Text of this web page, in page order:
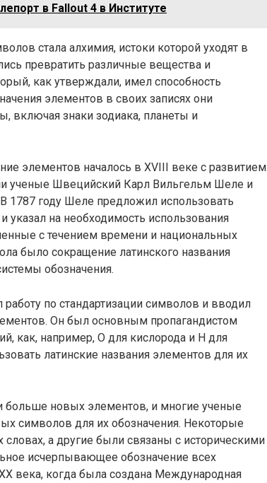
в Fallout 4 в Институте
стала алхимия, истоки которой уходят в
превратить различные вещества и
как утверждали, имел способность
элементов в своих записях они
включая знаки зодиака, планеты и
элементов началось в XVIII веке с развитием
ученые Швецийский Карл Вильгельм Шеле и
1787 году Шеле предложил использовать
на необходимость использования
с течением времени и национальных
было сокращение латинского названия
обозначения.
по стандартизации символов и вводил
Он был основным пропагандистом
как, например, O для кислорода и H для
латинские названия элементов для их
новых элементов, и многие ученые
символов для их обозначения. Некоторые
а другие были связаны с историческими
исчерпывающее обозначение всех
века, когда была создана Международная